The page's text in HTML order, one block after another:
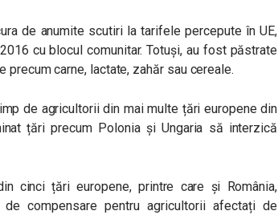
de anumite scutiri la tarifele percepute în UE,
cu blocul comunitar. Totuși, au fost păstrate
carne, lactate, zahăr sau cereale.
de agricultorii din mai multe țări europene din
țări precum Polonia și Ungaria să interzică
cinci țări europene, printre care și România,
compensare pentru agricultorii afectați de